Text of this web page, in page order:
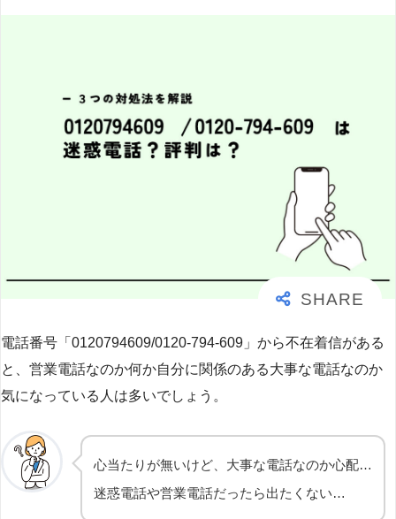
電話番号「0120794609/0120-794-609」から不在着信がある
と、営業電話なのか何か自分に関係のある大事な電話なのか
気になっている人は多いでしょう。
心当たりが無いけど、大事な電話なのか心配…
迷惑電話や営業電話だったら出たくない…